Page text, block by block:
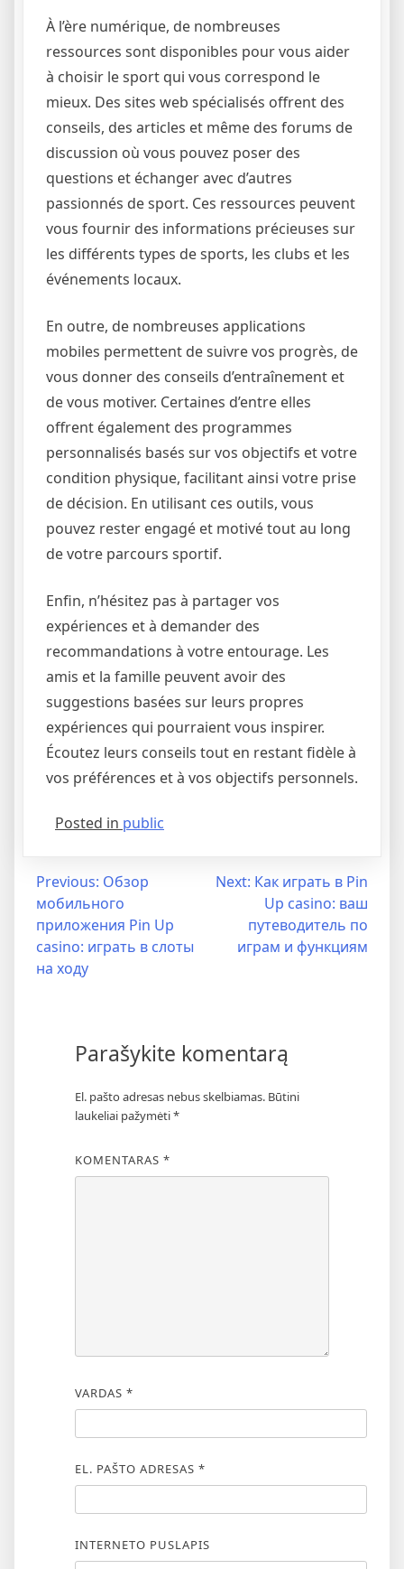
À l’ère numérique, de nombreuses
ressources sont disponibles pour vous aider
à choisir le sport qui vous correspond le
mieux. Des sites web spécialisés offrent des
conseils, des articles et même des forums de
discussion où vous pouvez poser des
questions et échanger avec d’autres
passionnés de sport. Ces ressources peuvent
vous fournir des informations précieuses sur
les différents types de sports, les clubs et les
événements locaux.
En outre, de nombreuses applications
mobiles permettent de suivre vos progrès, de
vous donner des conseils d’entraînement et
de vous motiver. Certaines d’entre elles
offrent également des programmes
personnalisés basés sur vos objectifs et votre
condition physique, facilitant ainsi votre prise
de décision. En utilisant ces outils, vous
pouvez rester engagé et motivé tout au long
de votre parcours sportif.
Enfin, n’hésitez pas à partager vos
expériences et à demander des
recommandations à votre entourage. Les
amis et la famille peuvent avoir des
suggestions basées sur leurs propres
expériences qui pourraient vous inspirer.
Écoutez leurs conseils tout en restant fidèle à
vos préférences et à vos objectifs personnels.
Posted in public
Previous: Обзор
мобильного
приложения Pin Up
casino: играть в слоты
на ходу
Next: Как играть в Pin
Up casino: ваш
путеводитель по
играм и функциям
Parašykite komentarą
El. pašto adresas nebus skelbiamas. Būtini
laukeliai pažymėti*
KOMENTARAS *
VARDAS *
EL. PAŠTO ADRESAS *
INTERNETO PUSLAPIS